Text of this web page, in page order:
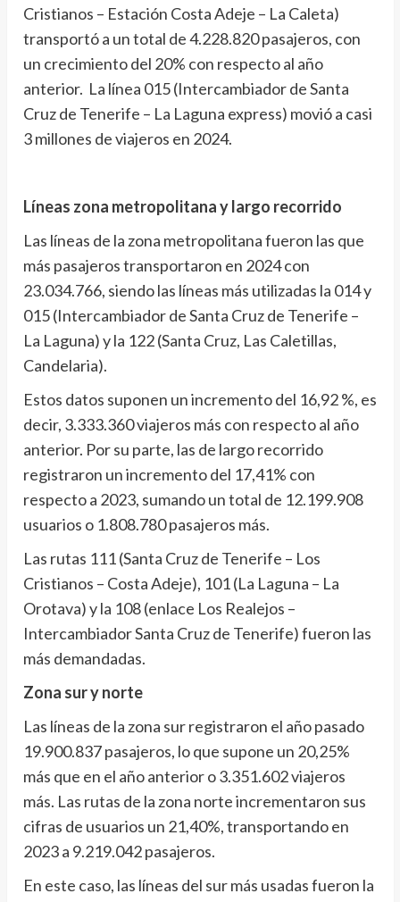
Cristianos – Estación Costa Adeje – La Caleta)
transportó a un total de 4.228.820 pasajeros, con
un crecimiento del 20% con respecto al año
anterior. La línea 015 (Intercambiador de Santa
Cruz de Tenerife – La Laguna express) movió a casi
3 millones de viajeros en 2024.
Líneas zona metropolitana y largo recorrido
Las líneas de la zona metropolitana fueron las que
más pasajeros transportaron en 2024 con
23.034.766, siendo las líneas más utilizadas la 014 y
015 (Intercambiador de Santa Cruz de Tenerife –
La Laguna) y la 122 (Santa Cruz, Las Caletillas,
Candelaria).
Estos datos suponen un incremento del 16,92 %, es
decir, 3.333.360 viajeros más con respecto al año
anterior. Por su parte, las de largo recorrido
registraron un incremento del 17,41% con
respecto a 2023, sumando un total de 12.199.908
usuarios o 1.808.780 pasajeros más.
Las rutas 111 (Santa Cruz de Tenerife – Los
Cristianos – Costa Adeje), 101 (La Laguna – La
Orotava) y la 108 (enlace Los Realejos –
Intercambiador Santa Cruz de Tenerife) fueron las
más demandadas.
Zona sur y norte
Las líneas de la zona sur registraron el año pasado
19.900.837 pasajeros, lo que supone un 20,25%
más que en el año anterior o 3.351.602 viajeros
más. Las rutas de la zona norte incrementaron sus
cifras de usuarios un 21,40%, transportando en
2023 a 9.219.042 pasajeros.
En este caso, las líneas del sur más usadas fueron la